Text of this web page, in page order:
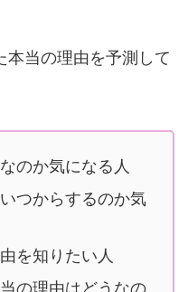
本当の理由を予測して
のか気になる人
つからするのか気
を知りたい人
の理由はどうなの